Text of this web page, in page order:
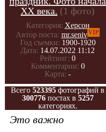
ХХ века. (1 фото)
Категория: Херсон
Автор поста: mr.senivVIP
Год съемки: 1900-1920
Дата: 14.07.2022 11:12
Рейтинг: 0
Комментарии: 0
Карта: -
Всего 523395 фотографий в
300776постах в 5257
категориях.
Это важно